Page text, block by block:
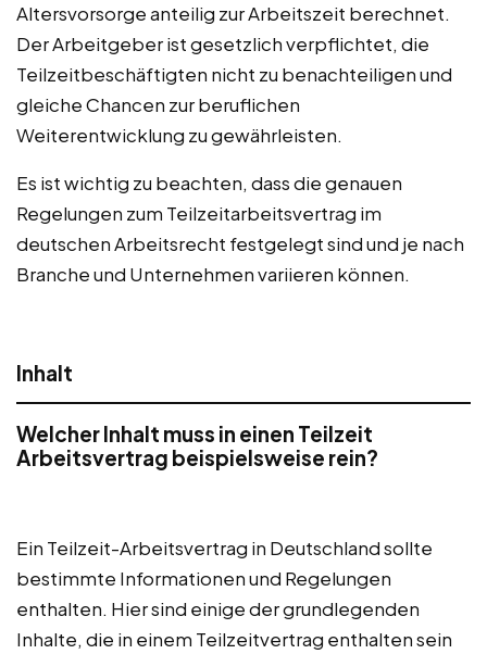
Altersvorsorge anteilig zur Arbeitszeit berechnet.
Der Arbeitgeber ist gesetzlich verpflichtet, die
Teilzeitbeschäftigten nicht zu benachteiligen und
gleiche Chancen zur beruflichen
Weiterentwicklung zu gewährleisten.
Es ist wichtig zu beachten, dass die genauen
Regelungen zum Teilzeitarbeitsvertrag im
deutschen Arbeitsrecht festgelegt sind und je nach
Branche und Unternehmen variieren können.
Inhalt
Welcher Inhalt muss in einen Teilzeit
Arbeitsvertrag beispielsweise rein?
Ein Teilzeit-Arbeitsvertrag in Deutschland sollte
bestimmte Informationen und Regelungen
enthalten. Hier sind einige der grundlegenden
Inhalte, die in einem Teilzeitvertrag enthalten sein